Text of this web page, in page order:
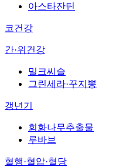
아스타잔틴
코건강
간·위건강
밀크씨슬
그린세라·꾸지뽕
갱년기
회화나무추출물
루바브
혈행·혈압·혈당